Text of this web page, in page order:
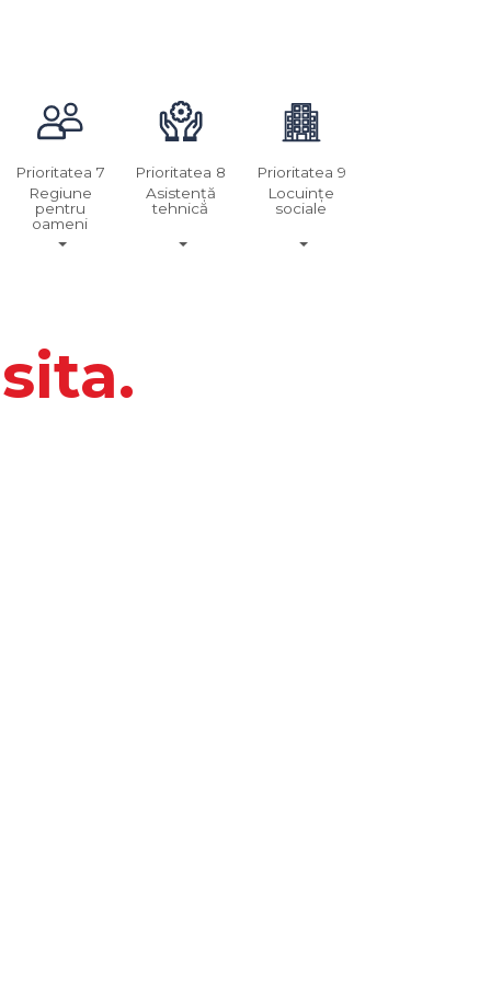
Prioritatea 7
Regiune
pentru
oameni
Prioritatea 8
Asistență
tehnică
Prioritatea 9
Locuințe
sociale